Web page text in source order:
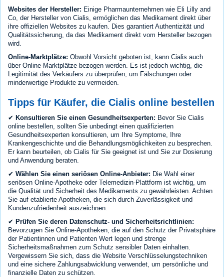
Websites der Hersteller: Einige Pharmaunternehmen wie Eli Lilly and
Co, der Hersteller von Cialis, ermöglichen das Medikament direkt über
ihre offiziellen Websites zu kaufen. Dies garantiert Authentizität und
Qualitätssicherung, da das Medikament direkt vom Hersteller bezogen
wird.
Online-Marktplätze: Obwohl Vorsicht geboten ist, kann Cialis auch
über Online-Marktplätze bezogen werden. Es ist jedoch wichtig, die
Legitimität des Verkäufers zu überprüfen, um Fälschungen oder
minderwertige Produkte zu vermeiden.
Tipps für Käufer, die Cialis online bestellen
✔ Konsultieren Sie einen Gesundheitsexperten: Bevor Sie Cialis
online bestellen, sollten Sie unbedingt einen qualifizierten
Gesundheitsexperten konsultieren, um Ihre Symptome, Ihre
Krankengeschichte und die Behandlungsmöglichkeiten zu besprechen.
Er kann beurteilen, ob Cialis für Sie geeignet ist und Sie zur Dosierung
und Anwendung beraten.
✔ Wählen Sie einen seriösen Online-Anbieter: Die Wahl einer
seriösen Online-Apotheke oder Telemedizin-Plattform ist wichtig, um
die Qualität und Sicherheit des Medikaments zu gewährleisten. Achten
Sie auf etablierte Apotheken, die sich durch Zuverlässigkeit und
Kundenzufriedenheit auszeichnen.
✔ Prüfen Sie deren Datenschutz- und Sicherheitsrichtlinien:
Bevorzugen Sie Online-Apotheken, die auf den Schutz der Privatsphäre
der Patientinnen und Patienten Wert legen und strenge
Sicherheitsmaßnahmen zum Schutz sensibler Daten einhalten.
Vergewissern Sie sich, dass die Website Verschlüsselungstechniken
und eine sichere Zahlungsabwicklung verwendet, um persönliche und
finanzielle Daten zu schützen.